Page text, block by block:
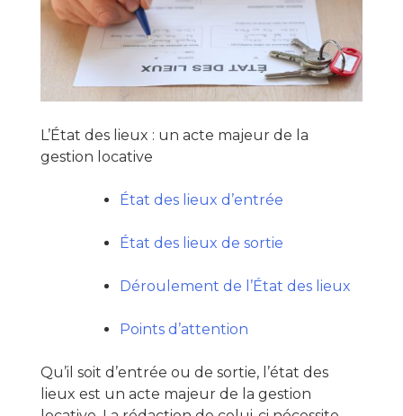
L’État des lieux : un acte majeur de la
gestion locative
État des lieux d’entrée
État des lieux de sortie
Déroulement de l’État des lieux
Points d’attention
Qu’il soit d’entrée ou de sortie, l’état des
lieux est un acte majeur de la gestion